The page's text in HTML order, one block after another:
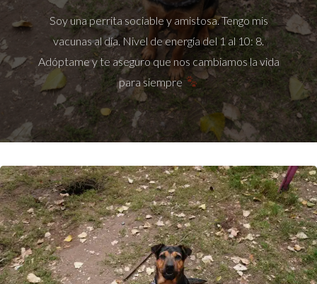
Soy una perrita sociable y amistosa. Tengo mis
vacunas al día. Nivel de energía del 1 al 10: 8.
Adóptame y te aseguro que nos cambiamos la vida
para siempre